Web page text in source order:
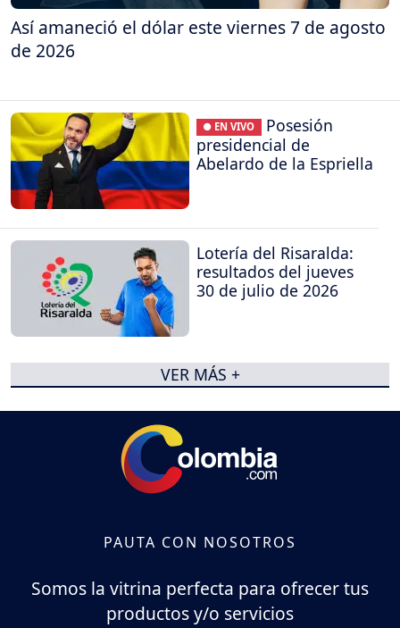
Así amaneció el dólar este viernes 7 de agosto
de 2026
● EN VIVO
Posesión
presidencial de
Abelardo de la Espriella
Lotería del Risaralda:
resultados del jueves
30 de julio de 2026
VER MÁS +
PAUTA CON NOSOTROS
Somos la vitrina perfecta para ofrecer tus
productos y/o servicios